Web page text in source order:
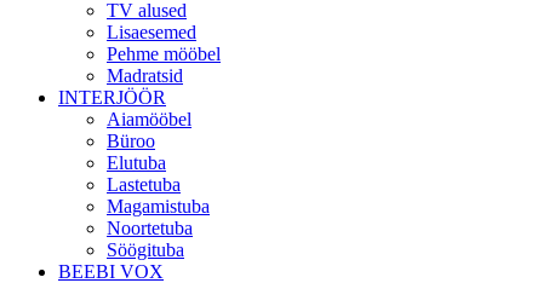
TV alused
Lisaesemed
Pehme mööbel
Madratsid
INTERJÖÖR
Aiamööbel
Büroo
Elutuba
Lastetuba
Magamistuba
Noortetuba
Söögituba
BEEBI VOX